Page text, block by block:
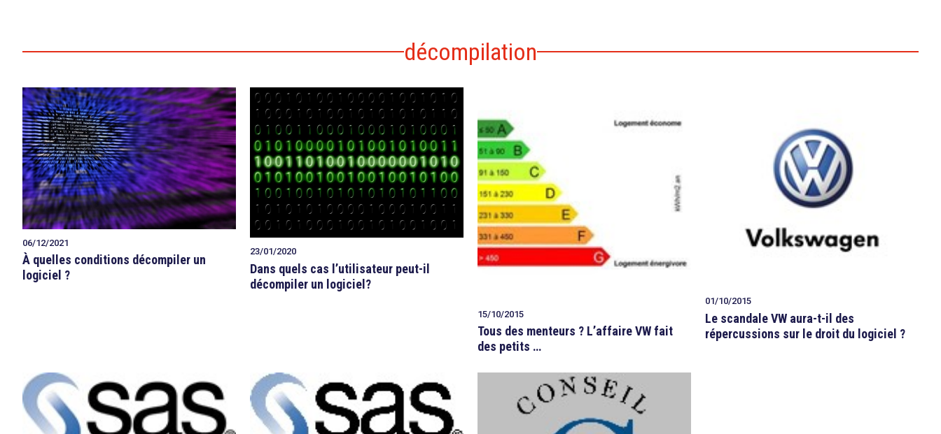
décompilation
06/12/2021
À quelles conditions décompiler un
logiciel ?
23/01/2020
Dans quels cas l’utilisateur peut-il
décompiler un logiciel?
15/10/2015
Tous des menteurs ? L’affaire VW fait
des petits …
01/10/2015
Le scandale VW aura-t-il des
répercussions sur le droit du logiciel ?